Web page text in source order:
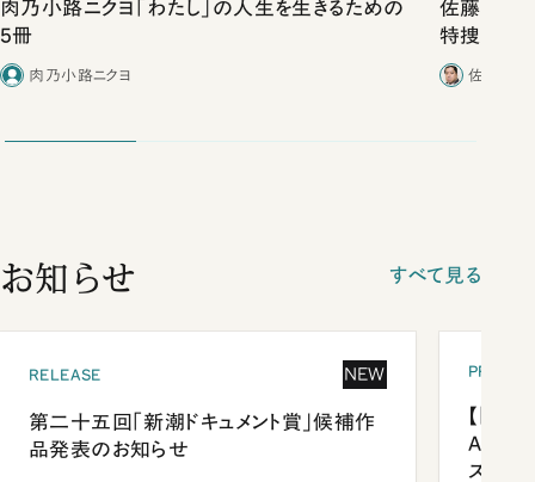
肉乃小路ニクヨ「わたし」の人生を生きるための
5冊
肉乃小路ニクヨ
佐藤優vs
特捜取調
合ったこと
佐藤優
お知らせ すべて見る
RELEASE NEW
第二十五回「新潮ドキュメント賞」候補作
品発表のお知らせ
【「新
ズプレ